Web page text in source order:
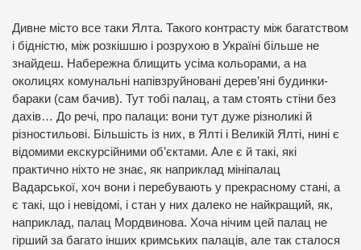
Дивне місто все таки Ялта. Такого контрасту між багатством
і бідністю, між розкішшю і розрухою в Україні більше не
знайдеш. Набережна блищить усіма кольорами, а на
околицях комунальні напівзруйновані дерев’яні будинки-
бараки (сам бачив). Тут тобі палац, а там стоять стіни без
дахів… До речі, про палаци: вони тут дуже різноликі й
різностильові. Більшість із них, в Ялті і Великій Ялті, нині є
відомими екскурсійними об’єктами. Але є й такі, які
практично ніхто не знає, як наприклад мініпалац
Вадарської, хоч вони і перебувають у прекрасному стані, а
є такі, що і невідомі, і стан у них далеко не найкращий, як,
наприклад, палац Мордвинова. Хоча нічим цей палац не
гірший за багато інших кримських палаців, але так сталося